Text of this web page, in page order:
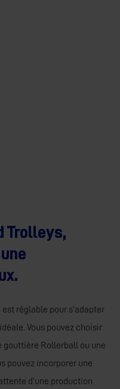
Trolleys,
réglable pour s’adapter
Vous pouvez choisir
gouttière Rollerball ou une
pouvez incorporer une
d’une production